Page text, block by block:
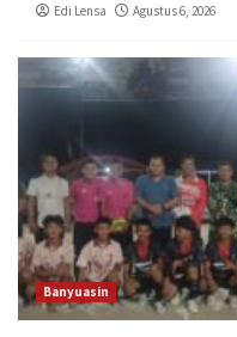
Edi Lensa Agustus 6, 2026
Banyuasin